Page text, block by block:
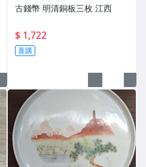
古錢幣 明清銅板三枚 江西
$ 1,722
直購